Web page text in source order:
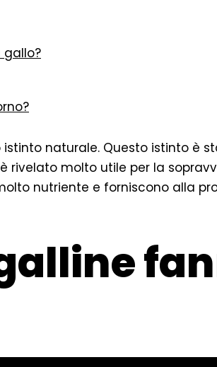
gallo?
naturale. Questo istinto è
rivelato molto utile per la
nutriente e forniscono alla